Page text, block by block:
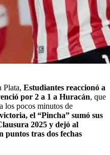
Plata, Estudiantes reaccionó a
por 2 a 1 a Huracán, que
los pocos minutos de
el “Pincha” sumó sus
2025 y dejó al
puntos tras dos fechas